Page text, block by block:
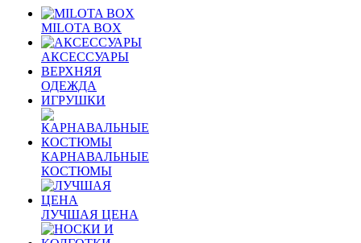
MILOTA BOX
АКСЕССУАРЫ
ВЕРХНЯЯ
ОДЕЖДА
ИГРУШКИ
КАРНАВАЛЬНЫЕ
КОСТЮМЫ
ЛУЧШАЯ ЦЕНА